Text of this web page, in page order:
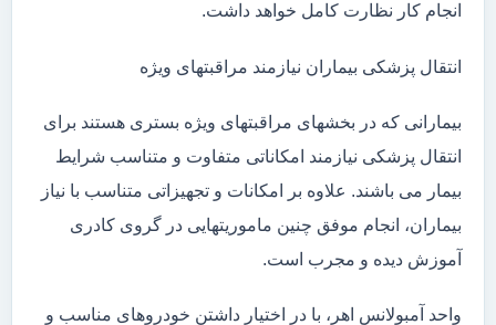
انجام کار نظارت کامل خواهد داشت.
انتقال پزشکی بیماران نیازمند مراقبتهای ویژه
بیمارانی که در بخشهای مراقبتهای ویژه بستری هستند برای
انتقال پزشکی نیازمند امکاناتی متفاوت و متناسب شرایط
بیمار می باشند. علاوه بر امکانات و تجهیزاتی متناسب با نیاز
بیماران، انجام موفق چنین ماموریتهایی در گروی کادری
آموزش دیده و مجرب است.
واحد آمبولانس اهر، با در اختیار داشتن خودروهای مناسب و